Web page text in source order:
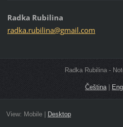
Radka Rubilina
radka.rubilina@gmail.com
Radka Rubilina -
Čeština|
View: Mobile| Desktop